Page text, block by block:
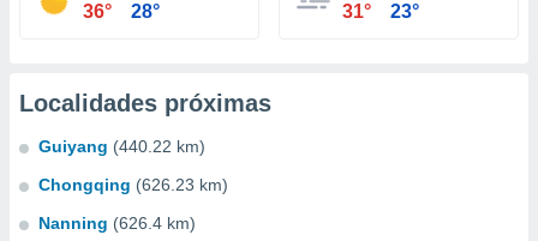
36° 28° 31° 23°
Localidades próximas
Guiyang (440.22 km)
Chongqing (626.23 km)
Nanning (626.4 km)